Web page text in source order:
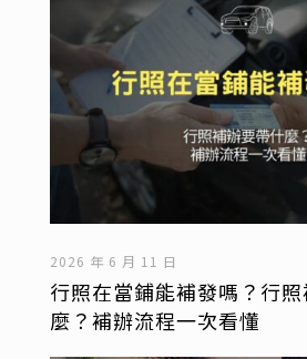
2026 年 6 月 11 日
行照在當鋪能補發嗎？行
麼？補辦流程一次看懂